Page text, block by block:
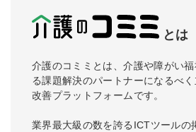
とは
介護のコミミとは、介護や障がい
る課題解決のパートナーになるべ
改善プラットフォームです。
業界最大級の数を誇るICTツールの